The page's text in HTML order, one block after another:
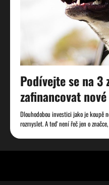
Podívejte se na 3
zafinancovat
Dlouhodobou investici jako je koupě
rozmyslet. A teď není řeč jen o